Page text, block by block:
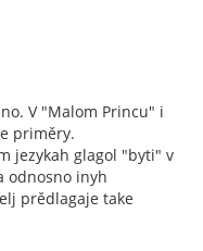
V "Malom Princu" i
priměry.
jezykah glagol "byti" v
odnosno inyh
prědlagaje take